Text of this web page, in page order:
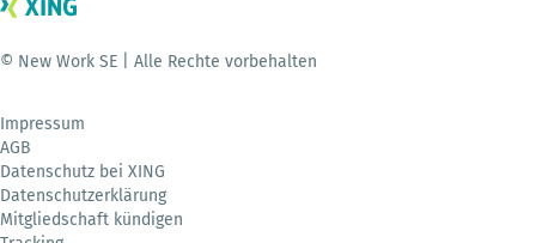
© New Work SE | Alle Rechte vorbehalten
Impressum
AGB
Datenschutz bei XING
Datenschutzerklärung
Mitgliedschaft kündigen